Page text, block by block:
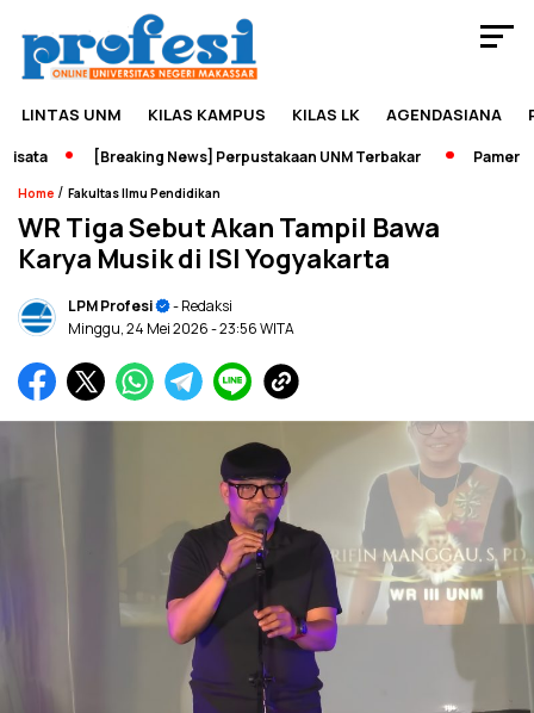
LINTAS UNM KILAS KAMPUS KILAS LK AGENDASIANA
[Breaking News] Perpustakaan UNM Terbakar Pameran
Home / Fakultas Ilmu Pendidikan
WR Tiga Sebut Akan Tampil Bawa
Karya Musik di ISI Yogyakarta
LPM Profesi
- Redaksi
Minggu, 24 Mei 2026- 23:56 WITA